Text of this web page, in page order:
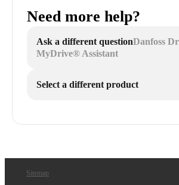
Need more help?
Ask a different questionDanfoss
MyDrive® Assistant
Select a different product
Sitemap